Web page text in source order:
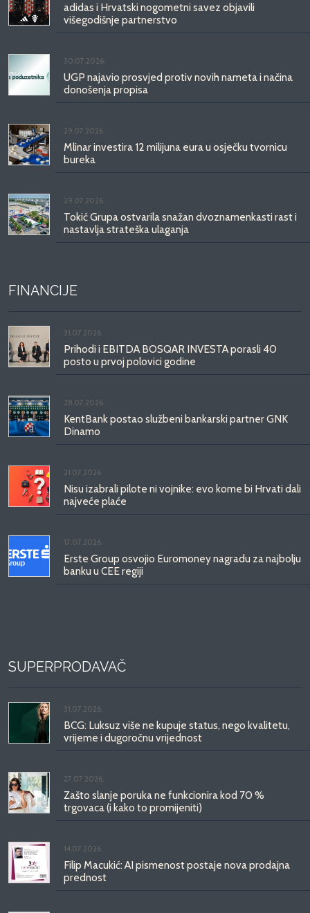
adidas i Hrvatski nogometni savez objavili
višegodišnje partnerstvo
30.07.2026.
UGP najavio prosvjed protiv novih nameta i načina
donošenja propisa
29.07.2026.
Mlinar investira 12 milijuna eura u osječku tvornicu
bureka
29.07.2026.
Tokić Grupa ostvarila snažan dvoznamenkasti rast i
nastavlja strateška ulaganja
FINANCIJE
31.07.2026.
Prihodi i EBITDA BOSQAR INVESTA porasli 40
posto u prvoj polovici godine
28.07.2026.
KentBank postao službeni bankarski partner GNK
Dinamo
21.07.2026.
Nisu izabrali pilote ni vojnike: evo kome bi Hrvati dali
najveće plaće
17.07.2026.
Erste Group osvojio Euromoney nagradu za najbolju
banku u CEE regiji
SUPERPRODAVAČ
31.07.2026.
BCG: Luksuz više ne kupuje status, nego kvalitetu,
vrijeme i dugoročnu vrijednost
27.07.2026.
Zašto slanje poruka ne funkcionira kod 70 %
trgovaca (i kako to promijeniti)
14.07.2026.
Filip Macukić: AI pismenost postaje nova prodajna
prednost